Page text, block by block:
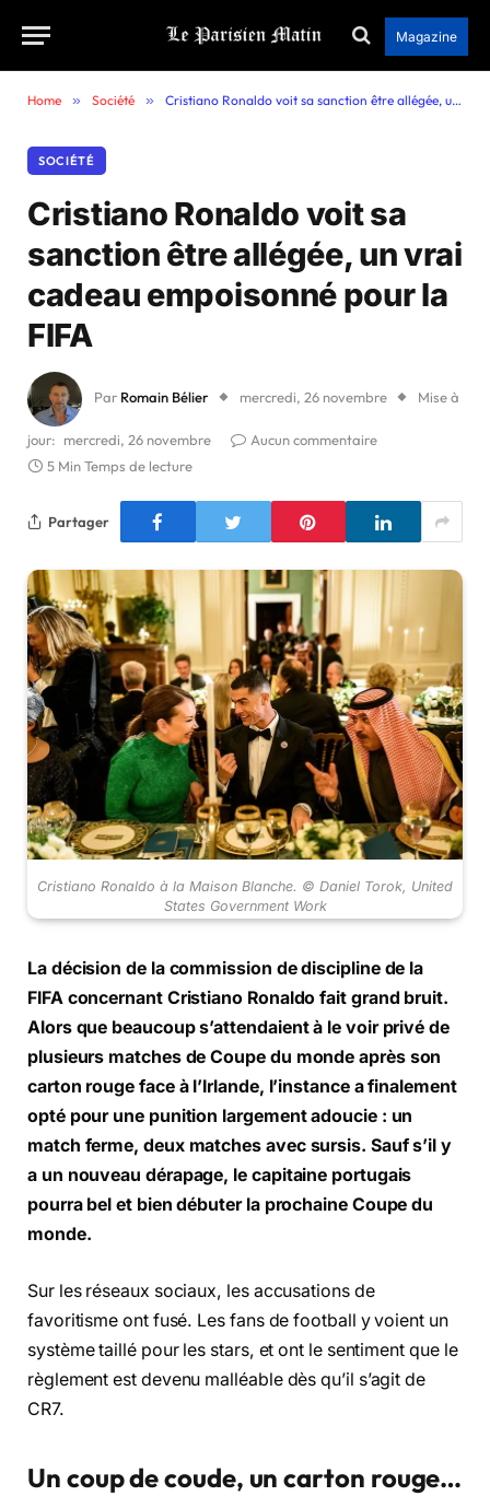
Magazine
Home » Société » Cristiano Ronaldo voit sa sanction être allégée, un vrai cadeau empoisonné pour la FIFA
SOCIÉTÉ
Cristiano Ronaldo voit sa
sanction être allégée, un vrai
cadeau empoisonné pour la
FIFA
Par Romain Bélier mercredi, 26 novembre Mise à
jour: mercredi, 26 novembre
Aucun commentaire
5 Min Temps de lecture
Partager
Cristiano Ronaldo à la Maison Blanche. © Daniel Torok, United
States Government Work
La décision de la commission de discipline de la
FIFA concernant Cristiano Ronaldo fait grand bruit.
Alors que beaucoup s’attendaient à le voir privé de
plusieurs matches de Coupe du monde après son
carton rouge face à l’Irlande, l’instance a finalement
opté pour une punition largement adoucie : un
match ferme, deux matches avec sursis. Sauf s’il y
a un nouveau dérapage, le capitaine portugais
pourra bel et bien débuter la prochaine Coupe du
monde.
Sur les réseaux sociaux, les accusations de
favoritisme ont fusé. Les fans de football y voient un
système taillé pour les stars, et ont le sentiment que le
règlement est devenu malléable dès qu’il s’agit de
CR7.
Un coup de coude, un carton rouge…